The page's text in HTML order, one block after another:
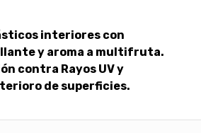
interiores con
y aroma a multifruta.
contra Rayos UV y
de superficies.